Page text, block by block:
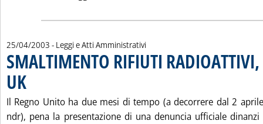
25/04/2003 - Leggi e Atti Amministrativi
SMALTIMENTO RIFIUTI RADIOATTIVI,
UK. Pubblicata venerdì 25 aprile 2003 alle 14.24.
Il Regno Unito ha due mesi di tempo (a decorrere dal 2
ndr), pena la presentazione di una denuncia ufficiale